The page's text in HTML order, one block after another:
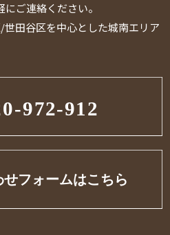
にご連絡ください。
田谷区を中心とした城南エリア